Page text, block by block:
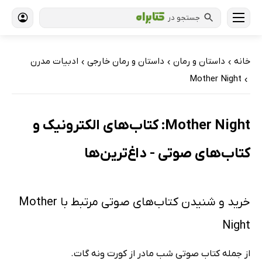
جستجو در
خانه › داستان و رمان › داستان و رمان خارجی › ادبیات مدرن
›
Mother Night
Mother Night: کتاب‌های الکترونیک و
کتاب‌های صوتی - داغ‌ترین‌ها
خرید و شنیدن کتاب‌های صوتی مرتبط با Mother
Night
از جمله کتاب صوتی شب مادر از کورت ونه گات.